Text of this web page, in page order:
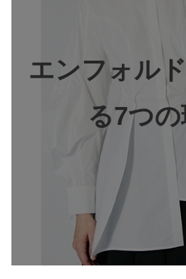
エンフォル
る7つ